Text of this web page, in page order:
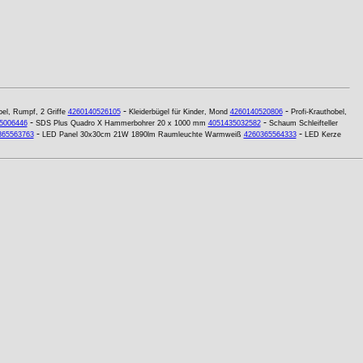
Rumpf, 2 Griffe 4260140526105- Kleiderbügel für Kinder, Mond 4260140520806- Profi-Krauthobel,
- SDS Plus Quadro X Hammerbohrer 20 x 1000 mm 4051435032582- Schaum Schleifteller
- LED Panel 30x30cm 21W 1890lm Raumleuchte Warmweiß 4260365564333- LED Kerze